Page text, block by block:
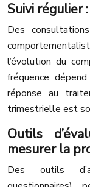
Suivi régulier
Des
l’évolution du
fréquence
réponse au
trimestrielle est
Outils
mesurer la
Des outils